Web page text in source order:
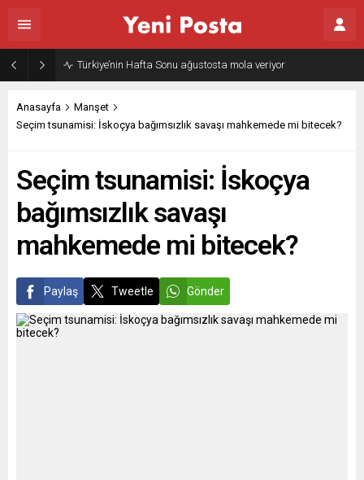
Gazze’nin geleceği: Teknokratik kontrol mü, kolonializm mi?
Anasayfa
Manşet
Seçim tsunamisi: İskoçya bağımsızlık savaşı mahkemede mi bitecek?
Seçim tsunamisi: İskoçya
bağımsızlık savaşı
mahkemede mi bitecek?
Paylaş Tweetle Gönder